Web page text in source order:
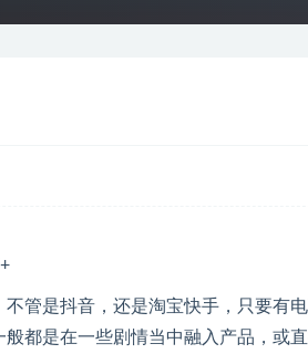
管是抖音，还是淘宝快手，只要有
都是在一些剧情当中融入产品，或